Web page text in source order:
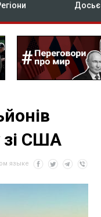
Досьє
зі США
языке